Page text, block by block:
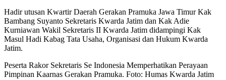
Hadir utusan Kwartir Daerah Gerakan Pramuka Jawa Timur Kak
Bambang Suyanto Sekretaris Kwarda Jatim dan Kak Adie
Kurniawan Wakil Sekretaris II Kwarda Jatim didampingi Kak
Masul Hadi Kabag Tata Usaha, Organisasi dan Hukum Kwarda
Jatim.
Peserta Rakor Sekretaris Se Indonesia Memperhatikan Perayaan
Pimpinan Kaarnas Gerakan Pramuka. Foto: Humas Kwarda Jatim